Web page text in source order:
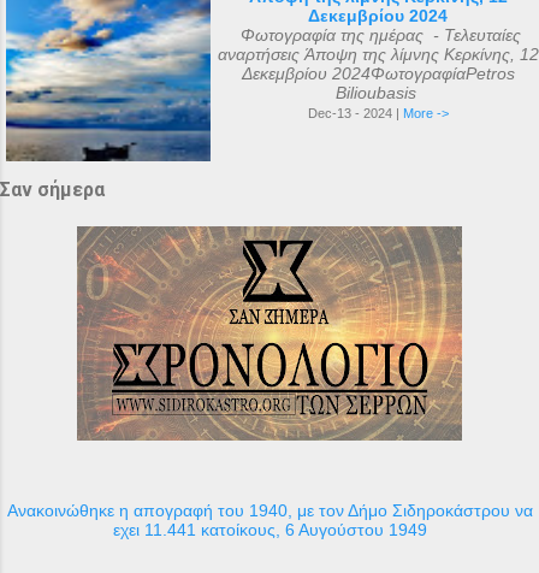
Δεκεμβρίου 2024
Φωτογραφία της ημέρας - Τελευταίες
αναρτήσεις Άποψη της λίμνης Κερκίνης, 12
Δεκεμβρίου 2024ΦωτογραφίαPetros
Bilioubasis
Dec-13 - 2024 | More ->
Σαν σήμερα
Ανακοινώθηκε η απογραφή του 1940, με τον Δήμο Σιδηροκάστρου να
εχει 11.441 κατοίκους, 6 Αυγούστου 1949